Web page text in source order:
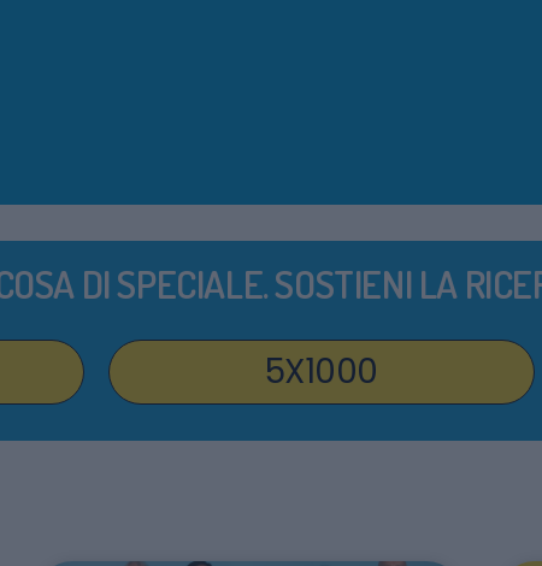
DI SPECIALE. SOSTIENI LA
5X1000